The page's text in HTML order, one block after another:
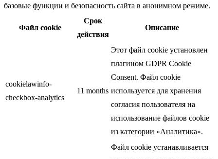
базовые функции и безопасность сайта в анонимном режиме.
Файл cookie
Срок
действия
Описание
cookielawinfo-
checkbox-analytics
11 months
Этот файл cookie установлен
плагином GDPR Cookie
Consent. Файл cookie
используется для хранения
согласия пользователя на
использование файлов cookie
из категории «Аналитика».
Файл cookie устанавливается